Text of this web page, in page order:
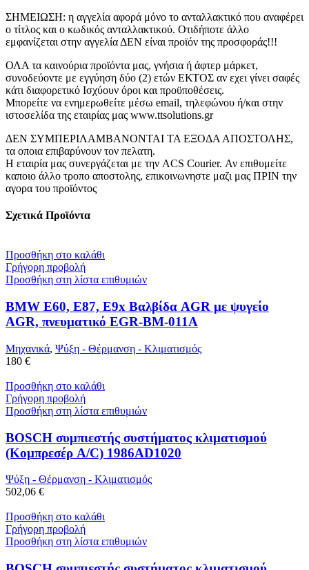
ΣΗΜΕΙΩΣΗ: η αγγελία αφορά μόνο το ανταλλακτικό που αναφέρει
ο τίτλος και ο κωδικός ανταλλακτικού. Οτιδήποτε άλλο
εμφανίζεται στην αγγελία ΔΕΝ είναι προϊόν της προσφοράς!!!
ΟΛΑ τα καινούρια προϊόντα μας, γνήσια ή άφτερ μάρκετ,
συνοδεύοντε με εγγύηση δύο (2) ετών ΕΚΤΟΣ αν εχει γίνει σαφές
κάτι διαφορετικό Ισχύουν όροι και προϋποθέσεις.
Μπορείτε να ενημερωθείτε μέσω email, τηλεφώνου ή/και στην
ιστοσελίδα της εταιρίας μας www.ttsolutions.gr
ΔΕΝ ΣΥΜΠΕΡΙΛΑΜΒΑΝΟΝΤΑΙ ΤΑ ΕΞΟΔΑ ΑΠΟΣΤΟΛΗΣ,
τα οποια επιβαρύνουν τον πελατη.
Η εταιρία μας συνεργάζεται με την ACS Courier. Αν επιθυμείτε
καποιο άλλο τροπο αποστολης, επικοινωνηστε μαζι μας ΠΡΙΝ την
αγορα του προϊόντος
Σχετικά Προϊόντα
Προσθήκη στο καλάθι
Γρήγορη προβολή
Προσθήκη στη λίστα επιθυμιών
BMW E60, E87, E9x Βαλβίδα AGR με ψυγείο
AGR, πνευματικό EGR-BM-011A
Μηχανικά, Ψύξη - Θέρμανση - Κλιματισμός
180 €
Προσθήκη στο καλάθι
Γρήγορη προβολή
Προσθήκη στη λίστα επιθυμιών
BOSCH συμπιεστής συστήματος κλιματισμού
(Κομπρεσέρ A/C) 1986AD1020
Ψύξη - Θέρμανση - Κλιματισμός
502,06 €
Προσθήκη στο καλάθι
Γρήγορη προβολή
Προσθήκη στη λίστα επιθυμιών